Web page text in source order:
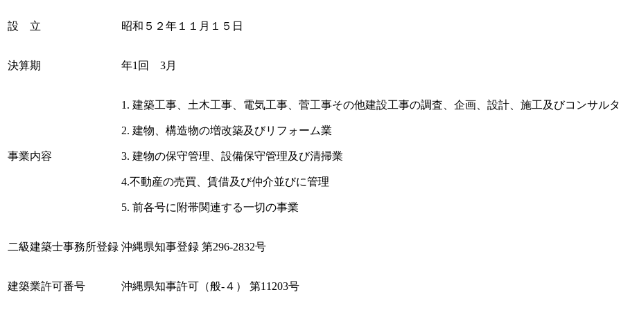
設 立 昭和５２年１１月１５日
決算期 年1回 3月
事業内容
1. 建築工事、土木工事、電気工事、菅工事その他建設工事の調査、企画、設計、施工及びコンサル
2. 建物、構造物の増改築及びリフォーム業
3. 建物の保守管理、設備保守管理及び清掃業
4.不動産の売買、賃借及び仲介並びに管理
5. 前各号に附帯関連する一切の事業
二級建築士事務所登録 沖縄県知事登録 第296-2832号
建築業許可番号 沖縄県知事許可（般-４） 第11203号